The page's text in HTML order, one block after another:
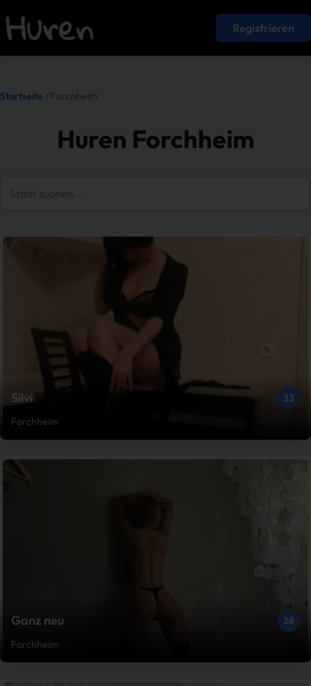
Registrieren
Startseite / Forchheim
Huren Forchheim
Silvi
33
Forchheim
Ganz neu
26
Forchheim